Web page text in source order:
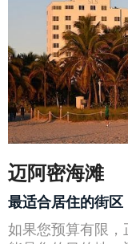
迈阿密海滩
最适合居住的街区
如果您预算有限